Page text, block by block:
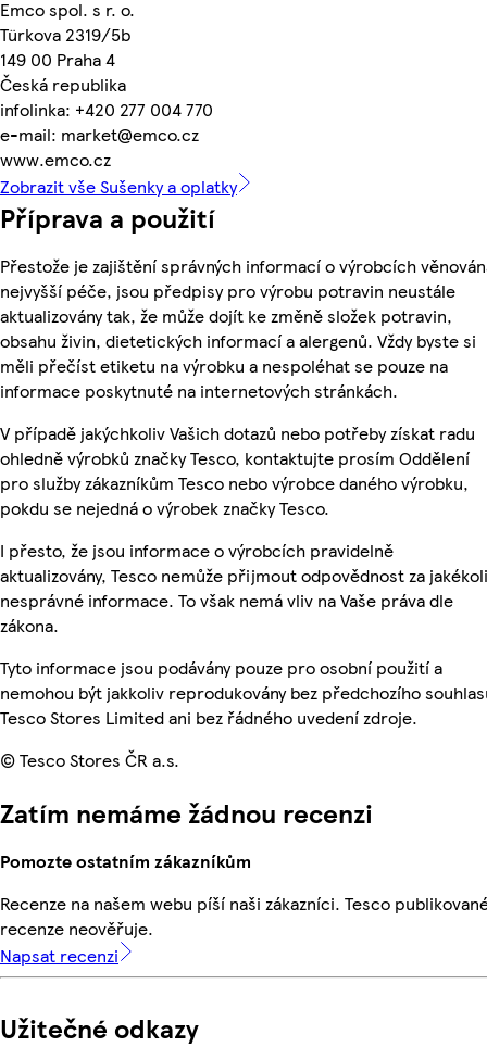
Emco spol. s r. o.
Türkova 2319/5b
149 00 Praha 4
Česká republika
infolinka: +420 277 004 770
e-mail: market@emco.cz
www.emco.cz
Zobrazit vše Sušenky a oplatky
Příprava a použití
Přestože je zajištění správných informací o výrobcích
nejvyšší péče, jsou předpisy pro výrobu potravin neustále
aktualizovány tak, že může dojít ke změně složek potravin,
obsahu živin, dietetických informací a alergenů. Vždy byste si
měli přečíst etiketu na výrobku a nespoléhat se pouze na
informace poskytnuté na internetových stránkách.
V případě jakýchkoliv Vašich dotazů nebo potřeby získat radu
ohledně výrobků značky Tesco, kontaktujte prosím Oddělení
pro služby zákazníkům Tesco nebo výrobce daného výrobku,
pokdu se nejedná o výrobek značky Tesco.
I přesto, že jsou informace o výrobcích pravidelně
aktualizovány, Tesco nemůže přijmout odpovědnost za
nesprávné informace. To však nemá vliv na Vaše práva dle
zákona.
Tyto informace jsou podávány pouze pro osobní použití a
nemohou být jakkoliv reprodukovány bez předchozího
Tesco Stores Limited ani bez řádného uvedení zdroje.
© Tesco Stores ČR a.s.
Zatím nemáme žádnou recenzi
Pomozte ostatním zákazníkům
Recenze na našem webu píší naši zákazníci. Tesco
recenze neověřuje.
Napsat recenzi
Užitečné odkazy